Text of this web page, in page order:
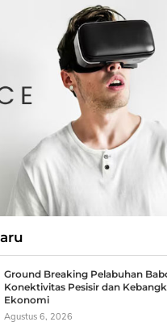
Ground Breaking Pelabuhan
Konektivitas Pesisir dan
Ekonomi
Agustus 6, 2026